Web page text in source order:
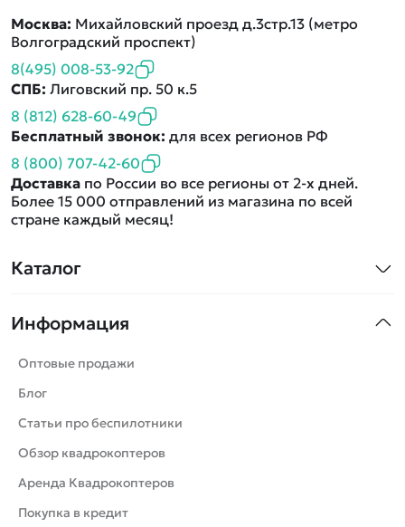
Каталог
Машинки
Танки
Вертолеты
Катера
Роботы
Самолеты
Сборные модели
Информация
Оптовые продажи
Блог
Статьи про беспилотники
Обзор квадрокоптеров
Аренда Квадрокоптеров
Покупка в кредит
Москва: Михайловский проезд д.3стр.13 (метро
Волгоградский проспект)
8(495) 008-53-92
СПБ: Лиговский пр. 50 к.5
8 (812) 628-60-49
Бесплатный звонок: для всех регионов РФ
8 (800) 707-42-60
Доставка по России во все регионы от 2-х дней.
Более 15 000 отправлений из магазина по всей
стране каждый месяц!